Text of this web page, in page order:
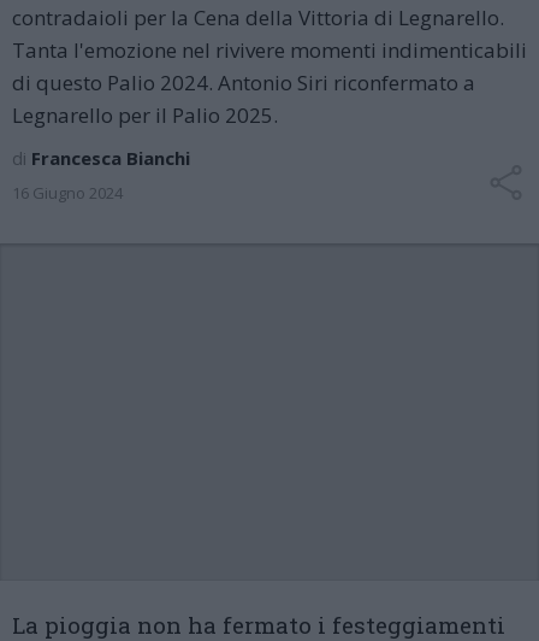
contradaioli per la Cena della Vittoria di Legnarello.
Tanta l'emozione nel rivivere momenti indimenticabili
di questo Palio 2024. Antonio Siri riconfermato a
Legnarello per il Palio 2025.
di Francesca Bianchi
16 Giugno 2024
La pioggia non ha fermato i festeggiamenti